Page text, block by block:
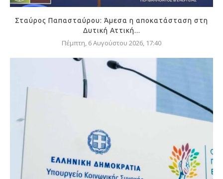
Σταύρος Παπασταύρου: Άμεσα η αποκατάσταση στη
Δυτική Αττική...
Πέμπτη, 6 Αυγούστου 2026, 17:40